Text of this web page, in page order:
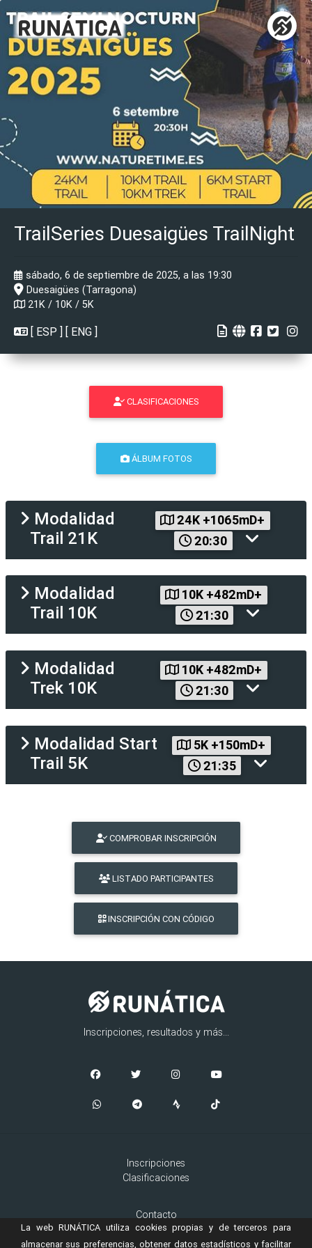
TrailSeries Duesaigües TrailNight
sábado, 6 de septiembre de 2025, a las 19:30
Duesaigües (Tarragona)
21K / 10K / 5K
[ ESP ] [ ENG ]
CLASIFICACIONES
ÁLBUM FOTOS
Modalidad
Trail 21K
24K +1065mD+
20:30
Modalidad
Trail 10K
10K +482mD+
21:30
Modalidad
Trek 10K
10K +482mD+
21:30
Modalidad Start
Trail 5K
5K +150mD+
21:35
COMPROBAR INSCRIPCIÓN
LISTADO PARTICIPANTES
INSCRIPCIÓN CON CÓDIGO
Inscripciones, resultados y más...
Inscripciones
Clasificaciones
Contacto
Aviso Legal
Cookies
La web RUNÁTICA utiliza cookies propias y de terceros para
almacenar sus preferencias, obtener datos estadísticos y facilitar